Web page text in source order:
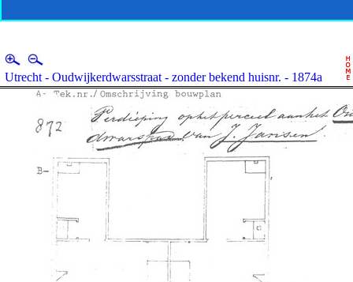
Utrecht - Oudwijkerdwarsstraat - zonder bekend huisnr. - 1874a